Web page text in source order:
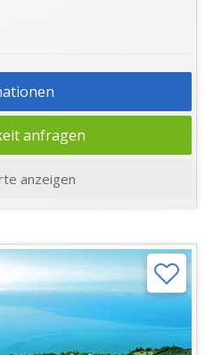
anfragen
anzeigen